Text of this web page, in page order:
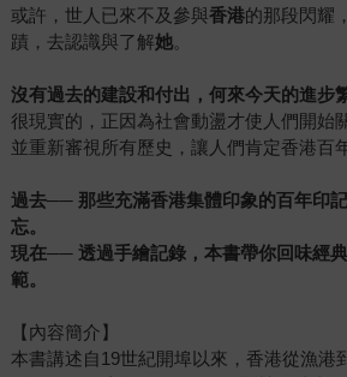
或許，世人已來不及參與香港的那段閃耀
蹟，去認識與了解她。
沒有過去的建設和付出，何來今天的進步
很現實的，正因為社會動盪才使人們開始
並重新審視所有歷史，讓人們肯定香港百
過去── 那些充滿香港集體印象的百年印
忘。
現在── 透過手繪記錄，本書帶你回味經
範。
【內容簡介】
本書講述自19世紀開埠以來，香港從漁港